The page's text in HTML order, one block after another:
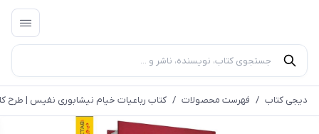
دیجی کتاب / فهرست محصولات / کتاب رباعیات خیام نیشابوری نفیس | طرح